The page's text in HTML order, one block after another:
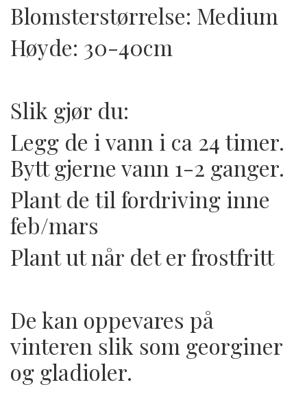
Blomsterstørrelse: Medium
Høyde: 30-40cm
Slik gjør du:
Legg de i vann i ca 24 timer.
Bytt gjerne vann 1-2 ganger.
Plant de til fordriving inne
feb/mars
Plant ut når det er frostfritt
De kan oppevares på
vinteren slik som georginer
og gladioler.